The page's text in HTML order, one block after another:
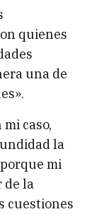
quienes
una de
mi caso,
la
mi
de la
cuestiones